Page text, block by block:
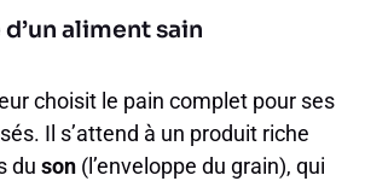
aliment sain
choisit le pain complet pour ses
Il s’attend à un produit riche
du son (l’enveloppe du grain), qui